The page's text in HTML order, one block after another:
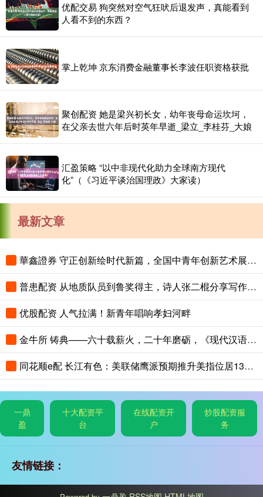
优配交易 狗突然对空气狂吠后退发声，真能看到
人看不到的东西？
掌上乾坤 京东消费金融董事长李波任职资格获批
聚创配资 她是梁兴初长女，幼年丧母命运坎坷，
在父亲去世六年后时英年早逝_梁立_李桂芬_大娘
汇盈策略 “以中非现代化助力全球南方现代
化”（《习近平谈治国理政》大家读）
最新文章
華鑫證券 守正创新绘时代新篇，全国中青年创新艺术展登陆中国美术馆
普患配资 从地质队员到鲁奖得主，诗人张二棍分享写作与人生：“因为苍天在上，我愿埋首人间”
优股配资 人气拉满！新青年唱响孝妇河畔
金牛所 铸典——六十载薪火，二十年磨砺，《现代汉语大词典》出版
同花顺e配 长江有色：美联储鹰派预期推升美指位居13个月高位 25日镍价或小跌
一鼎
盈
十大配资平
台
在线配资开
户
炒股配资服
务
友情链接：